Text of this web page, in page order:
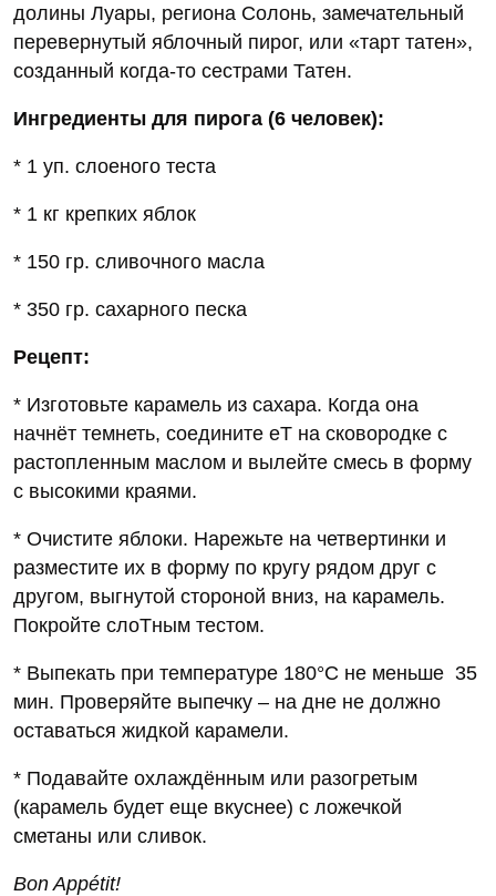
долины Луары, региона Солонь, замечательный
перевернутый яблочный пирог, или «тарт татен»,
созданный когда-то сестрами Татен.
Ингредиенты для пирога (6 человек):
* 1 уп. слоеного теста
* 1 кг крепких яблок
* 150 гр. сливочного масла
* 350 гр. сахарного песка
Рецепт:
* Изготовьте карамель из сахара. Когда она
начнёт темнеть, соедините еT на сковородке с
растопленным маслом и вылейте смесь в форму
с высокими краями.
* Очистите яблоки. Нарежьте на четвертинки и
разместите их в форму по кругу рядом друг с
другом, выгнутой стороной вниз, на карамель.
Покройте слоTным тестом.
* Выпекать при температуре 180°C не меньше 35
мин. Проверяйте выпечку – на дне не должно
оставаться жидкой карамели.
* Подавайте охлаждённым или разогретым
(карамель будет еще вкуснее) с ложечкой
сметаны или сливок.
Bon Appétit!